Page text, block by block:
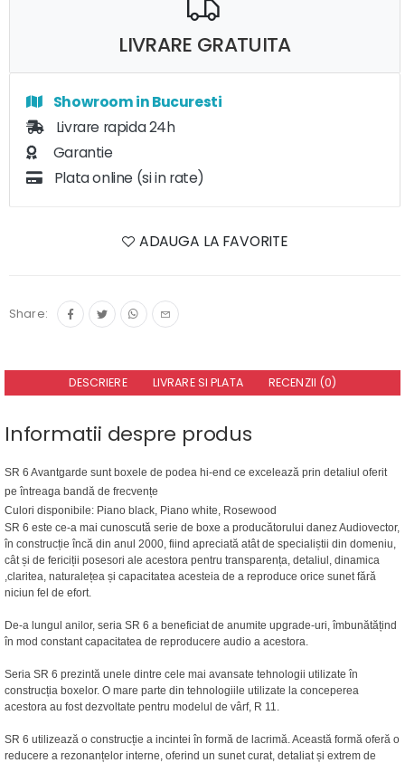
LIVRARE GRATUITA
Showroom in Bucuresti
Livrare rapida 24h
Garantie
Plata online (si in rate)
ADAUGA LA FAVORITE
Share:
DESCRIERE LIVRARE SI PLATA RECENZII (0)
Informatii despre produs
SR 6 Avantgarde sunt boxele de podea hi-end ce excelează prin detaliul oferit
pe întreaga bandă de frecvențe
Culori disponibile: Piano black, Piano white, Rosewood
SR 6 este ce-a mai cunoscută serie de boxe a producătorului danez Audiovector,
în construcție încă din anul 2000, fiind apreciată atât de specialiștii din domeniu,
cât și de fericiții posesori ale acestora pentru transparența, detaliul, dinamica
,claritea, naturalețea și capacitatea acesteia de a reproduce orice sunet fără
niciun fel de efort.
De-a lungul anilor, seria SR 6 a beneficiat de anumite upgrade-uri, îmbunătățind
în mod constant capacitatea de reproducere audio a acestora.
Seria SR 6 prezintă unele dintre cele mai avansate tehnologii utilizate în
construcția boxelor. O mare parte din tehnologiile utilizate la conceperea
acestora au fost dezvoltate pentru modelul de vârf, R 11.
SR 6 utilizează o construcție a incintei în formă de lacrimă. Această formă oferă o
reducere a rezonanțelor interne, oferind un sunet curat, detaliat și extrem de